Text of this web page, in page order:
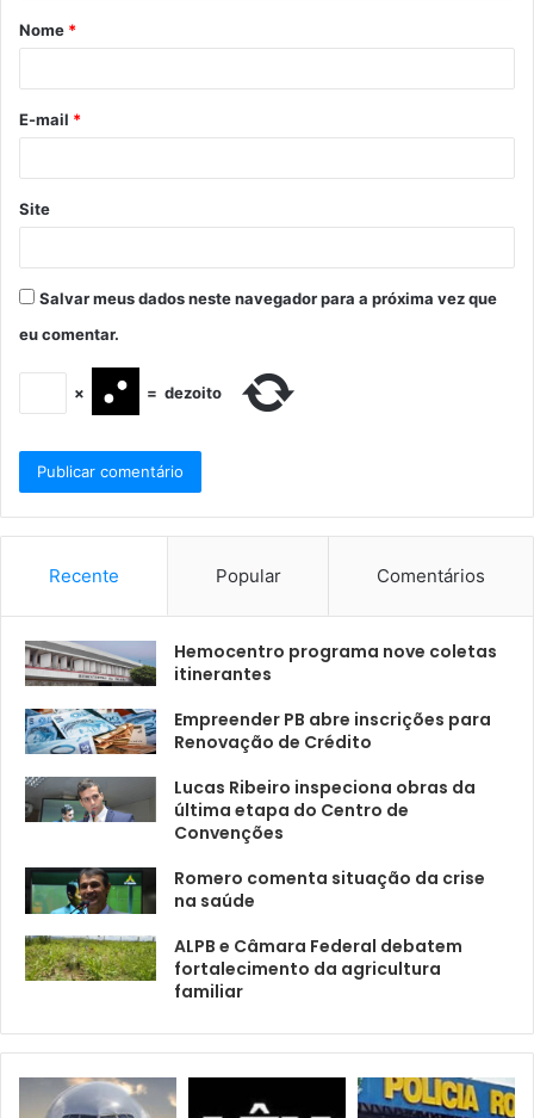
Nome *
E-mail *
Site
Salvar meus dados neste navegador para a próxima vez que
eu comentar.
× = dezoito
Recente Popular Comentários
Hemocentro programa nove coletas
itinerantes
Empreender PB abre inscrições para
Renovação de Crédito
Lucas Ribeiro inspeciona obras da
última etapa do Centro de
Convenções
Romero comenta situação da crise
na saúde
ALPB e Câmara Federal debatem
fortalecimento da agricultura
familiar